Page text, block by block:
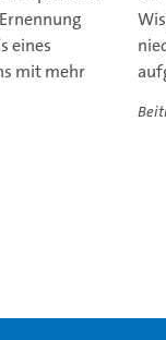
eines
mit mehr